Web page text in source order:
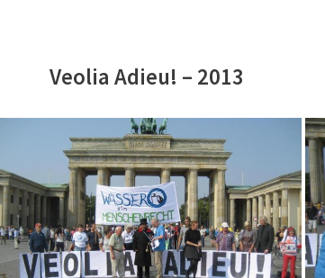
Veolia Adieu! – 2013